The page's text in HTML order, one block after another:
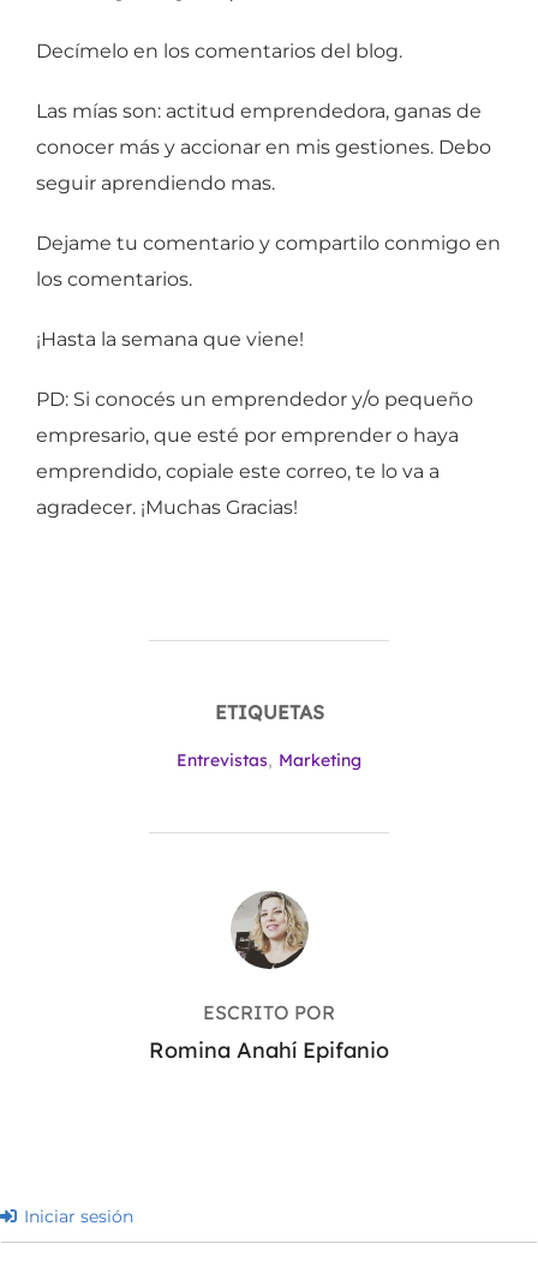
Decímelo en los comentarios del blog.
Las mías son: actitud emprendedora, ganas de
conocer más y accionar en mis gestiones. Debo
seguir aprendiendo mas.
Dejame tu comentario y compartilo conmigo en
los comentarios.
¡Hasta la semana que viene!
PD: Si conocés un emprendedor y/o pequeño
empresario, que esté por emprender o haya
emprendido, copiale este correo, te lo va a
agradecer. ¡Muchas Gracias!
ETIQUETAS
Entrevistas, Marketing
AUTOR DE LA ENTRADA
ESCRITO POR
Romina Anahí Epifanio
Iniciar sesión